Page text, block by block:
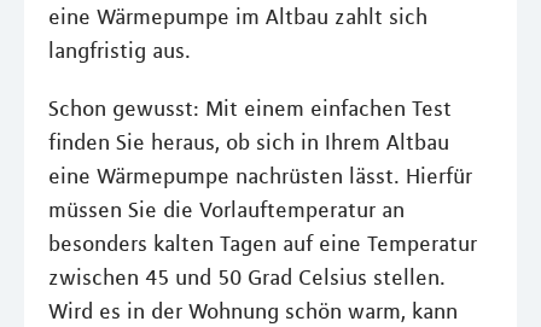
eine Wärmepumpe im Altbau zahlt sich
langfristig aus.
Schon gewusst: Mit einem einfachen Test
finden Sie heraus, ob sich in Ihrem Altbau
eine Wärmepumpe nachrüsten lässt. Hierfür
müssen Sie die Vorlauftemperatur an
besonders kalten Tagen auf eine Temperatur
zwischen 45 und 50 Grad Celsius stellen.
Wird es in der Wohnung schön warm, kann